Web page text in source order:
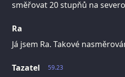
směřovat 20 stupňů na
Ra
Já jsem Ra. Takové
59.23
Tazatel